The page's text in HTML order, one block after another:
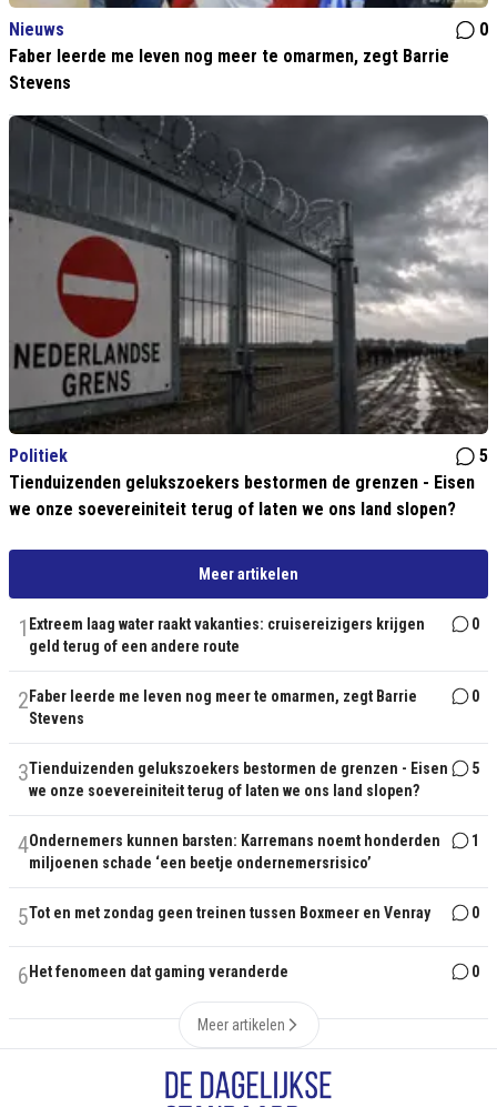
Nieuws
0
Faber leerde me leven nog meer te omarmen, zegt Barrie
Stevens
Politiek
5
Tienduizenden gelukszoekers bestormen de grenzen - Eisen
we onze soevereiniteit terug of laten we ons land slopen?
Meer artikelen
1 Extreem laag water raakt vakanties: cruisereizigers krijgen
geld terug of een andere route
0
2 Faber leerde me leven nog meer te omarmen, zegt Barrie
Stevens
0
3Tienduizenden gelukszoekers bestormen de grenzen - Eisen
we onze soevereiniteit terug of laten we ons land slopen?
5
4Ondernemers kunnen barsten: Karremans noemt honderden
miljoenen schade ‘een beetje ondernemersrisico’
1
5Tot en met zondag geen treinen tussen Boxmeer en Venray 0
6 Het fenomeen dat gaming veranderde 0
Meer artikelen